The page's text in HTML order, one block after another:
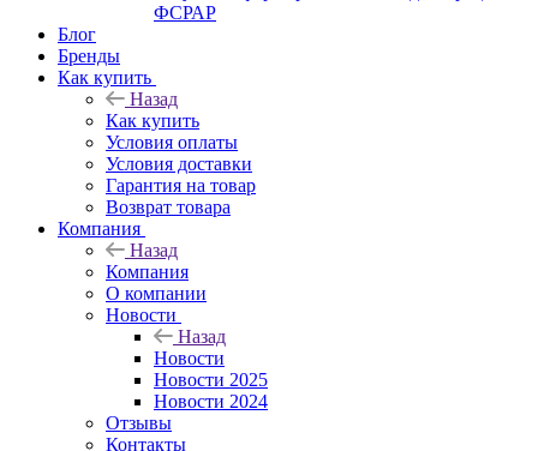
ФСРАР
Блог
Бренды
Как купить
Назад
Как купить
Условия оплаты
Условия доставки
Гарантия на товар
Возврат товара
Компания
Назад
Компания
О компании
Новости
Назад
Новости
Новости 2025
Новости 2024
Отзывы
Контакты